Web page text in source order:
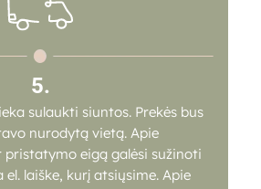
5.
sulaukti siuntos. Prekės bus
nurodytą vietą. Apie
pristatymo eigą galėsi sužinoti
laiške, kurį atsiųsime. Apie